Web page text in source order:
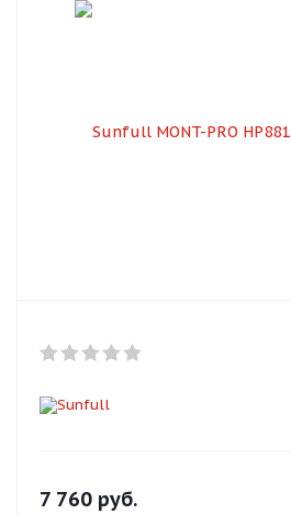
7 760 руб.
Оплачивайте сегодня